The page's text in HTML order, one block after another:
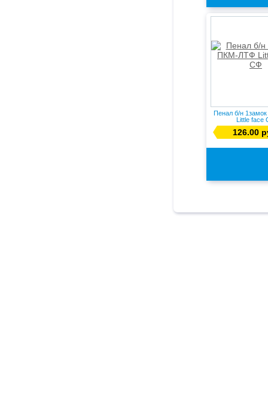
Пенал б/н
Little face
126.00